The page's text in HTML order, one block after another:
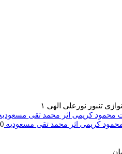
تنبور نورعلی الهی ۱
کریمی اثر محمد تقی مسعودیه